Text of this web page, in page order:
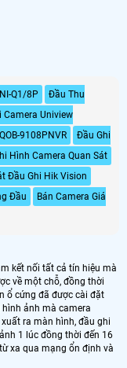
Q1/8P
Đầu Thu
Camera Uniview
9108PNVR
Đầu Ghi
Hình Camera Quan Sát
Đầu Ghi Hik Vision
Đầu
Bán Camera Giá
kết nối tất cả tín hiệu mà
về một chỗ, đồng thời
ổ cứng đã được cài đặt
ảnh mà camera
ra màn hình, đầu ghi
1 lúc đồng thời đến 16
xa qua mạng ổn định và